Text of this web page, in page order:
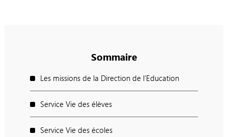
Sommaire
Les missions de la Direction de l’Education
Service Vie des élèves
Service Vie des écoles